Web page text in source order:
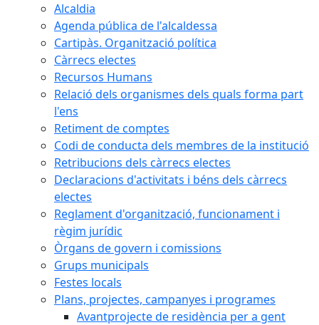
Alcaldia
Agenda pública de l'alcaldessa
Cartipàs. Organització política
Càrrecs electes
Recursos Humans
Relació dels organismes dels quals forma part
l'ens
Retiment de comptes
Codi de conducta dels membres de la institució
Retribucions dels càrrecs electes
Declaracions d'activitats i béns dels càrrecs
electes
Reglament d'organització, funcionament i
règim jurídic
Òrgans de govern i comissions
Grups municipals
Festes locals
Plans, projectes, campanyes i programes
Avantprojecte de residència per a gent